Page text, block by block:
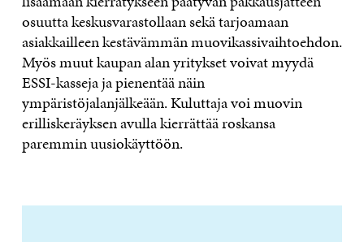
osuutta keskusvarastollaan sekä tarjoamaan
asiakkailleen kestävämmän muovikassivaihtoehdon.
Myös muut kaupan alan yritykset voivat myydä
ESSI-kasseja ja pienentää näin
ympäristöjalanjälkeään. Kuluttaja voi muovin
erilliskeräyksen avulla kierrättää roskansa
paremmin uusiokäyttöön.